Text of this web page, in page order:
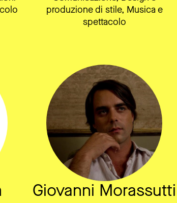
produzione di stile, Musica e
spettacolo
Giovanni Morassutti